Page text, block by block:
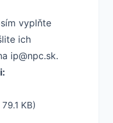
vyplňte
ich
ip@npc.sk.
KB)